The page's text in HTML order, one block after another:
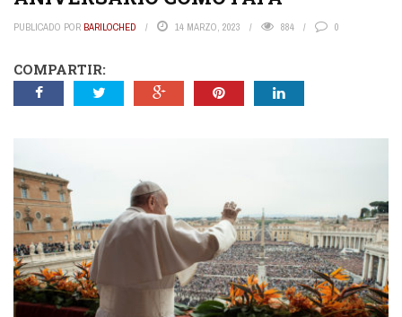
PUBLICADO POR BARILOCHED 14 MARZO, 2023 884 0
COMPARTIR: